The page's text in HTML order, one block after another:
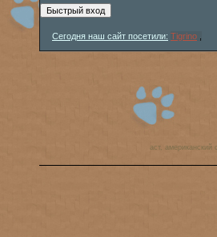
Сегодня наш сайт посетили: Tigrino
аст,